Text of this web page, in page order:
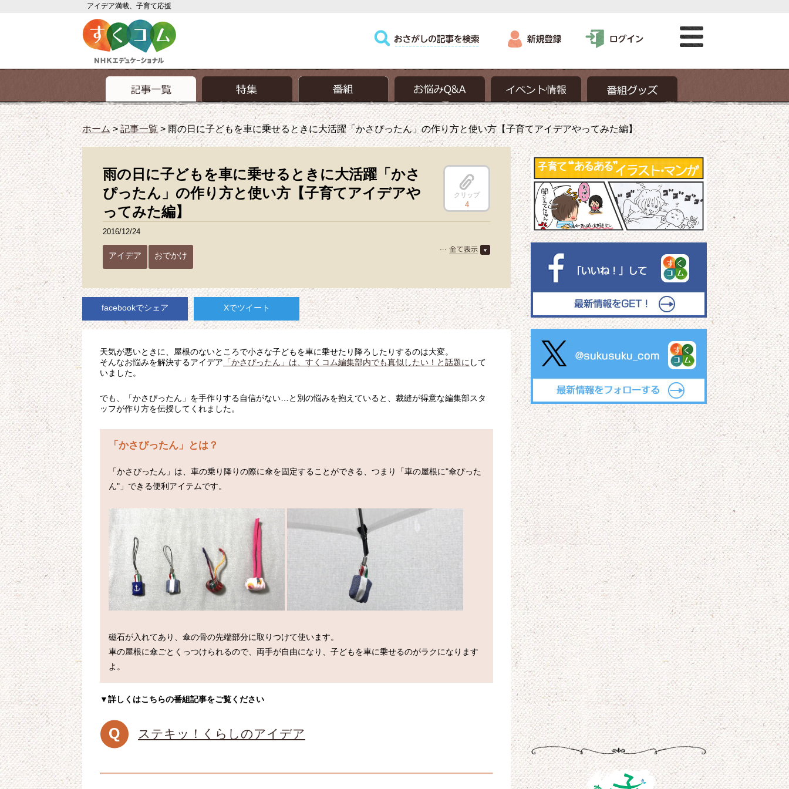
アイデア満載、子育て応援
ホーム>記事一覧>雨の日に子どもを車に乗せるときに大活躍「かさぴったん」の作り方と使い方【子育てアイデアやってみた編】
雨の日に子どもを車に乗せるときに大活躍「かさ
ぴったん」の作り方と使い方【子育てアイデアや
ってみた編】
クリップ
4
2016/12/24
アイデア おでかけ
facebookでシェア Xでツイート
天気が悪いときに、屋根のないところで小さな子どもを車に乗せたり降ろしたりするのは大変。
そんなお悩みを解決するアイデア 「かさぴったん」は、すくコム編集部内でも真似したい！と話題に して
いました。
でも、「かさぴったん」を手作りする自信がない…と別の悩みを抱えていると、裁縫が得意な編集部スタ
ッフが作り方を伝授してくれました。
「かさぴったん」とは？
「かさぴったん」は、車の乗り降りの際に傘を固定することができる、つまり「車の屋根に"傘ぴった
ん"」できる便利アイテムです。
磁石が入れてあり、傘の骨の先端部分に取りつけて使います。
車の屋根に傘ごとくっつけられるので、両手が自由になり、子どもを車に乗せるのがラクになります
よ。
▼詳しくはこちらの番組記事をご覧ください
ステキッ！くらしのアイデア